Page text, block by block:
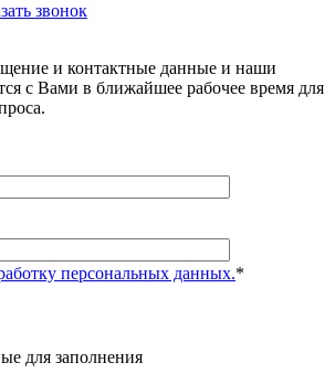
звонок
и контактные данные и наши
с Вами в ближайшее рабочее время для
персональных данных.*
для заполнения